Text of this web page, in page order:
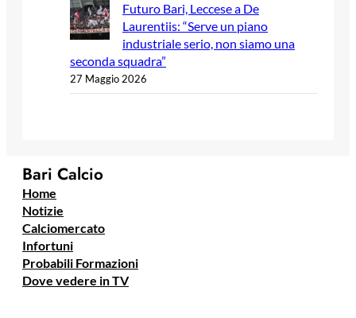
Futuro Bari, Leccese a De
Laurentiis: “Serve un piano
industriale serio, non siamo una
seconda squadra”
27 Maggio 2026
Bari Calcio
Home
Notizie
Calciomercato
Infortuni
Probabili Formazioni
Dove vedere in TV